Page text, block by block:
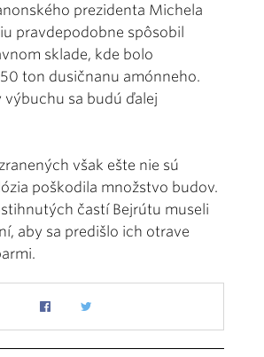
prezidenta Michela
pravdepodobne spôsobil
sklade, kde bolo
ton dusičnanu amónneho.
výbuchu sa budú ďalej
však ešte nie sú
poškodila množstvo budov.
častí Bejrútu museli
aby sa predišlo ich otrave